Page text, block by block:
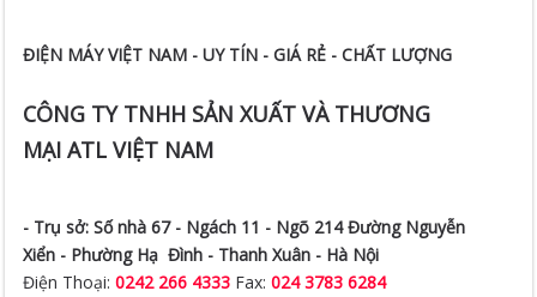
ĐIỆN MÁY VIỆT NAM - UY TÍN - GIÁ RẺ - CHẤT LƯỢNG
CÔNG TY TNHH SẢN XUẤT VÀ THƯƠNG
MẠI ATL VIỆT NAM
- Trụ sở: Số nhà 67 - Ngách 11 - Ngõ 214 Đường Nguyễn
Xiển - Phường Hạ Đình - Thanh Xuân - Hà Nội
Điện Thoại:0242 266 4333 Fax:024 3783 6284